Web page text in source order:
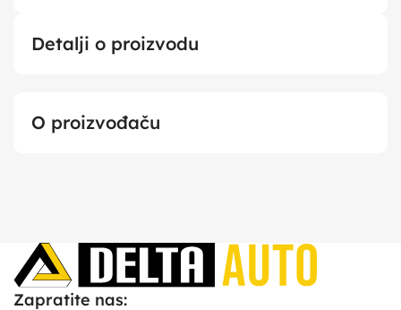
Detalji o proizvodu
O proizvođaču
Zapratite nas: